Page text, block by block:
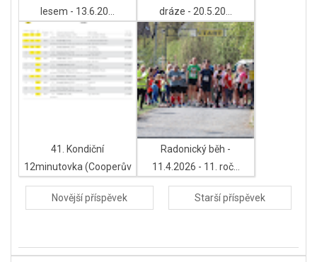
lesem - 13.6.20...
dráze - 20.5.20...
41. Kondiční
12minutovka (Cooperův
...
Radonický běh -
11.4.2026 - 11. roč...
Novější příspěvek Starší příspěvek